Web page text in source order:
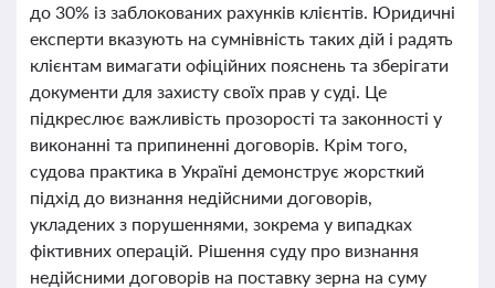
до 30% із заблокованих рахунків клієнтів. Юридичні
експерти вказують на сумнівність таких дій і радять
клієнтам вимагати офіційних пояснень та зберігати
документи для захисту своїх прав у суді. Це
підкреслює важливість прозорості та законності у
виконанні та припиненні договорів. Крім того,
судова практика в Україні демонструє жорсткий
підхід до визнання недійсними договорів,
укладених з порушеннями, зокрема у випадках
фіктивних операцій. Рішення суду про визнання
недійсними договорів на поставку зерна на суму